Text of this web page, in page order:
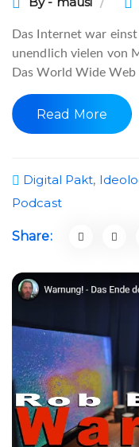
Das Internet war
unendlich vielen von
Das World Wide Web
Read More
Digital Pakt,
Podcast
Share: